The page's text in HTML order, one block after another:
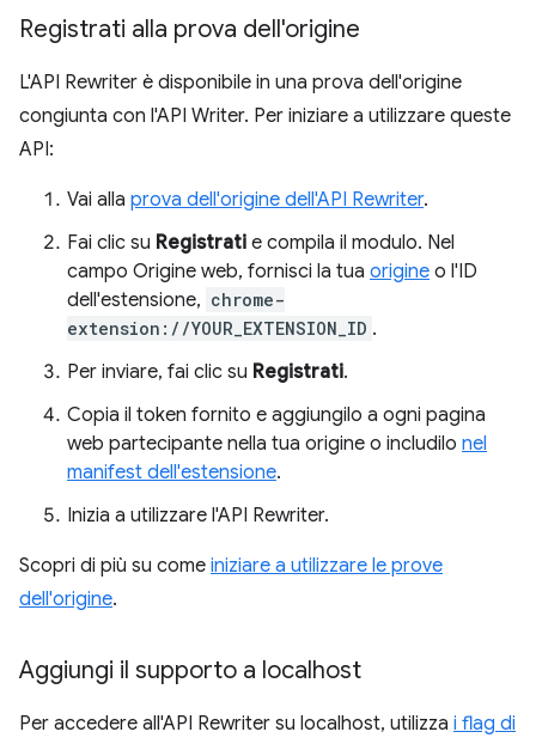
Registrati alla prova dell'origine
L'API Rewriter è disponibile in una prova dell'origine
congiunta con l'API Writer. Per iniziare a utilizzare queste
API:
Vai alla prova dell'origine dell'API Rewriter.
Fai clic su Registrati e compila il modulo. Nel
campo Origine web, fornisci la tua origine o l'ID
dell'estensione, chrome-
extension://YOUR_EXTENSION_ID .
Per inviare, fai clic su Registrati.
Copia il token fornito e aggiungilo a ogni pagina
web partecipante nella tua origine o includilo nel
manifest dell'estensione.
Inizia a utilizzare l'API Rewriter.
Scopri di più su come iniziare a utilizzare le prove
dell'origine.
Aggiungi il supporto a localhost
Per accedere all'API Rewriter su localhost, utilizza i flag di